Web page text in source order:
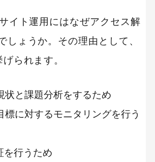
イト運用にはなぜアクセス解
しょうか。その理由として、
られます。
状と課題分析をするため
標に対するモニタリングを行う
を行うため